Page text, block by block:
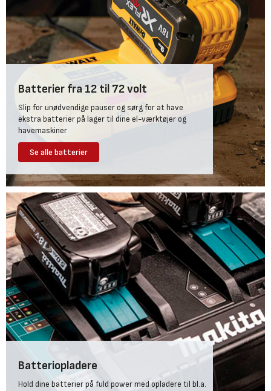
Batterier fra 12 til 72 volt
Slip for unødvendige pauser og sørg for at have
ekstra batterier på lager til dine el-værktøjer og
havemaskiner
Se alle batterier
Batteriopladere
Hold dine batterier på fuld power med opladere til bl.a.